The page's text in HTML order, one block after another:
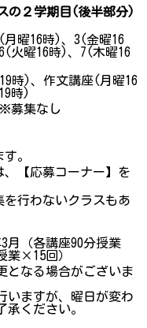
２学期目(後半部分)
曜16時)、3(金曜16
火曜16時)、7(木曜16
時)、作文講座(月曜16
時)
募集なし
。
【応募コーナー】を
行わないクラスもあ
3月（各講座90分授業
業×15回）
となる場合がございま
いますが、曜日が変わ
承ください。